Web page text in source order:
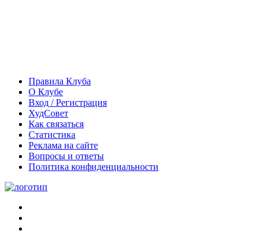
Правила Клуба
О Клубе
Вход / Регистрация
ХудСовет
Как связаться
Статистика
Реклама на сайте
Вопросы и ответы
Политика конфиденциальности